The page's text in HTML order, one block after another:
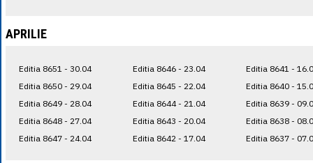
APRILIE
Editia 8651 - 30.04
Editia 8650 - 29.04
Editia 8649 - 28.04
Editia 8648 - 27.04
Editia 8647 - 24.04
Editia 8646 - 23.04
Editia 8645 - 22.04
Editia 8644 - 21.04
Editia 8643 - 20.04
Editia 8642 - 17.04
Editia 8641 -
Editia 8640 -
Editia 8639 -
Editia 8638 -
Editia 8637 -